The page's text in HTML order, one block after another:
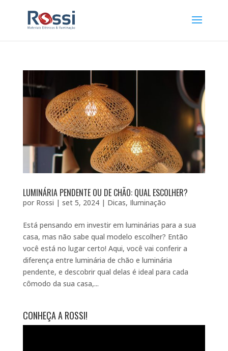
LUMINÁRIA PENDENTE OU DE CHÃO: QUAL ESCOLHER?
por Rossi | set 5, 2024| Dicas, Iluminação
Está pensando em investir em luminárias para a sua
casa, mas não sabe qual modelo escolher? Então
você está no lugar certo! Aqui, você vai conferir a
diferença entre luminária de chão e luminária
pendente, e descobrir qual delas é ideal para cada
cômodo da sua casa,...
CONHEÇA A ROSSI!